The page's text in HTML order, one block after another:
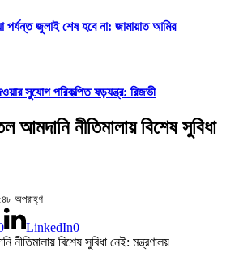
পর্যন্ত জুলাই শেষ হবে না: জামায়াত আমির
সুযোগ পরিকল্পিত ষড়যন্ত্র: রিজভী
আমদানি নীতিমালায় বিশেষ সুবিধা
অপরাহ্ণ
LinkedIn0